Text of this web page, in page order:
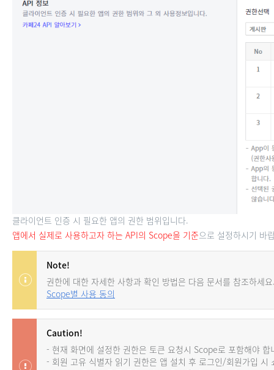
클라이언트 인증 시 필요한 앱의 권한 범위입니다.
앱에서 실제로 사용하고자 하는 API의 Scope을 기준으로 설정하시기 바
Note!
권한에 대한 자세한 사항과 확인 방법은 다음 문서를 참조하세
Scope별 사용 동의
Caution!
- 현재 화면에 설정한 권한은 토큰 요청시 Scope로 포함해야 합
- 회원 고유 식별자 읽기 권한은 앱 설치 후 로그인/회원가입